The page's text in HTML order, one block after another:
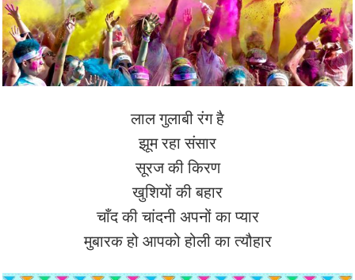
लाल गुलाबी रंग है
झूम रहा संसार
सूरज की किरण
खुशियों की बहार
चाँद की चांदनी अपनों का प्यार
मुबारक हो आपको होली का त्यौहार